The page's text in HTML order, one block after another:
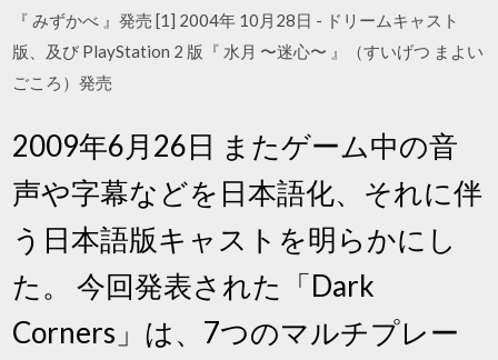
『 みずかべ 』発売 [1] 2004年 10月28日 - ドリームキャスト
版、及び PlayStation 2 版『 水月 〜迷心〜 』（すいげつ まよい
ごころ）発売
2009年6月26日 またゲーム中の音
声や字幕などを日本語化、それに伴
う日本語版キャストを明らかにし
た。 今回発表された「Dark
Corners」は、7つのマルチプレー